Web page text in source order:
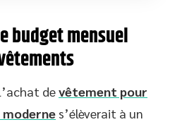
budget mensuel
devêtement pour
s’élèverait à un